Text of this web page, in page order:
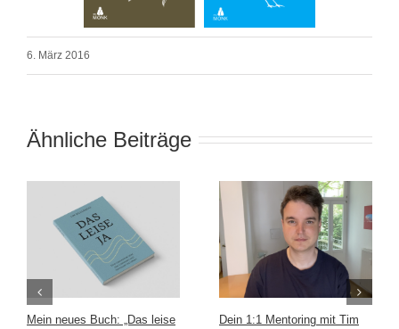
6. März 2016
Ähnliche Beiträge
Mein neues Buch: „Das leise
Dein 1:1 Mentoring mit Tim